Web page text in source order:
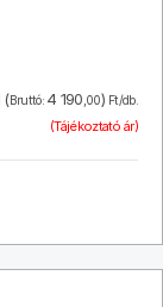
(Bruttó: 4 190,00) Ft/db.
(Tájékoztató ár)